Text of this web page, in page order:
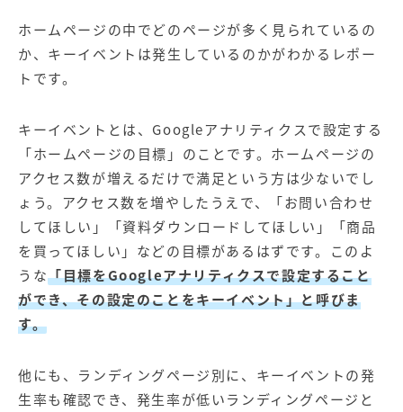
ホームページの中でどのページが多く見られているの
か、キーイベントは発生しているのかがわかるレポー
トです。
キーイベントとは、Googleアナリティクスで設定する
「ホームページの目標」のことです。ホームページの
アクセス数が増えるだけで満足という方は少ないでし
ょう。アクセス数を増やしたうえで、「お問い合わせ
してほしい」「資料ダウンロードしてほしい」「商品
を買ってほしい」などの目標があるはずです。このよ
うな「目標をGoogleアナリティクスで設定すること
ができ、その設定のことをキーイベント」と呼びま
す。
他にも、ランディングページ別に、キーイベントの発
生率も確認でき、発生率が低いランディングページと